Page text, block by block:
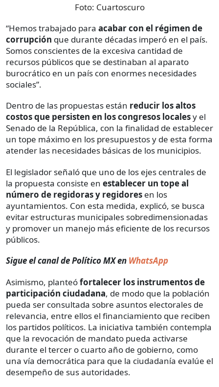
Foto: Cuartoscuro
“Hemos trabajado para acabar con el régimen de
corrupción que durante décadas imperó en el país.
Somos conscientes de la excesiva cantidad de
recursos públicos que se destinaban al aparato
burocrático en un país con enormes necesidades
sociales”.
Dentro de las propuestas están reducir los altos
costos que persisten en los congresos localesy el
Senado de la República, con la finalidad de establecer
un tope máximo en los presupuestos y de esta forma
atender las necesidades básicas de los municipios.
El legislador señaló que uno de los ejes centrales de
la propuesta consiste en establecer un tope al
número de regidoras y regidores en los
ayuntamientos. Con esta medida, explicó, se busca
evitar estructuras municipales sobredimensionadas
y promover un manejo más eficiente de los recursos
públicos.
Sigue el canal de Político MX en WhatsApp
Asimismo, planteófortalecer los instrumentos de
participación ciudadana, de modo que la población
pueda ser consultada sobre asuntos electorales de
relevancia, entre ellos el financiamiento que reciben
los partidos políticos. La iniciativa también contempla
que la revocación de mandato pueda activarse
durante el tercer o cuarto año de gobierno, como
una vía democrática para que la ciudadanía evalúe el
desempeño de sus autoridades.